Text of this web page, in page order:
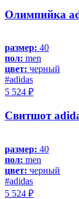
Олимпийка
размер: 40
пол: men
цвет: черный
#adidas
5 524 ₽
Свитшот
размер: 40
пол: men
цвет: черный
#adidas
5 524 ₽